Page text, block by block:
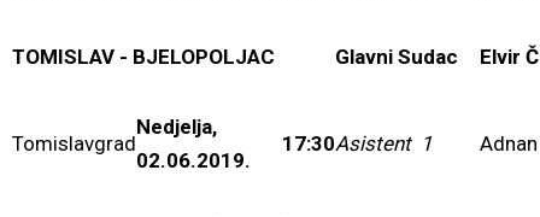
TOMISLAV - BJELOPOLJAC Glavni Sudac Elvir
Tomislavgrad
Nedjelja,
02.06.2019.
17:30Asistent 1